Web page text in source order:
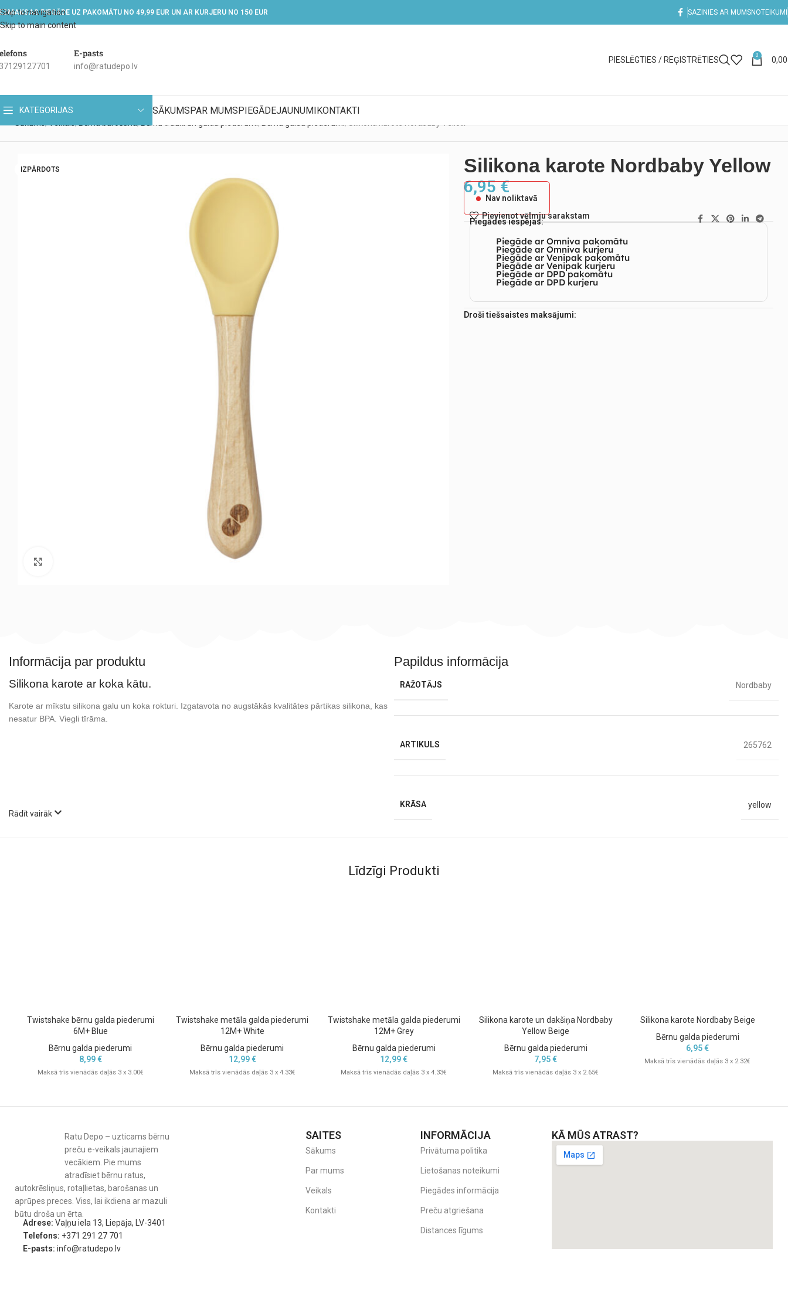
Skip to navigation
Skip to main content
PIEGĀDE UZ PAKOMĀTU NO 49,99 EUR UN AR KURJERU NO 150 EUR SAZINIES AR MUMSNOTEIKUMI
E-pasts
info@ratudepo.lv
PIESLĒGTIES / REĢISTRĒTIES 0
KATEGORIJAS SĀKUMSPAR MUMSPIEGĀDEJAUNUMIKONTAKTI
IZPĀRDOTS Silikona karote Nordbaby Yellow
6,95€
Nav noliktavā
Pievienot vēlmju sarakstam
Piegādes iespējas:
Piegāde ar Omniva pakomātu
Piegāde ar Omniva kurjeru
Piegāde ar Venipak pakomātu
Piegāde ar Venipak kurjeru
Piegāde ar DPD pakomātu
Piegāde ar DPD kurjeru
Droši tiešsaistes maksājumi:
Informācija par produktu
Silikona karote ar koka kātu.
Karote ar mīkstu silikona galu un koka rokturi. Izgatavota no augstākās kvalitātes pārtikas silikona, kas
nesatur BPA. Viegli tīrāma.
Rādīt vairāk
Papildus informācija
RAŽOTĀJS Nordbaby
ARTIKULS 265762
KRĀSA yellow
Līdzīgi Produkti
Twistshake bērnu galda piederumi
6M+ Blue
Bērnu galda piederumi
8,99€
Maksā trīs vienādās daļās 3 x 3.00€
Twistshake metāla galda piederumi
12M+ White
Bērnu galda piederumi
12,99€
Maksā trīs vienādās daļās 3 x 4.33€
Twistshake metāla galda piederumi
12M+ Grey
Bērnu galda piederumi
12,99€
Maksā trīs vienādās daļās 3 x 4.33€
Silikona karote un dakšiņa Nordbaby
Yellow Beige
Bērnu galda piederumi
7,95€
Maksā trīs vienādās daļās 3 x 2.65€
Silikona karote Nordbaby Beige
Bērnu galda piederumi
6,95€
Maksā trīs vienādās daļās 3 x 2.32€
Ratu Depo – uzticams bērnu
preču e-veikals jaunajiem
vecākiem. Pie mums
atradīsiet bērnu ratus,
autokrēsliņus, rotaļlietas, barošanas un
aprūpes preces. Viss, lai ikdiena ar mazuli
būtu droša un ērta.
Adrese: Vaļņu iela 13, Liepāja, LV-3401
Telefons: +371 291 27 701
E-pasts: info@ratudepo.lv
SAITES
Sākums
Par mums
Veikals
Kontakti
INFORMĀCIJA
Privātuma politika
Lietošanas noteikumi
Piegādes informācija
Preču atgriešana
Distances līgums
KĀ MŪS ATRAST?